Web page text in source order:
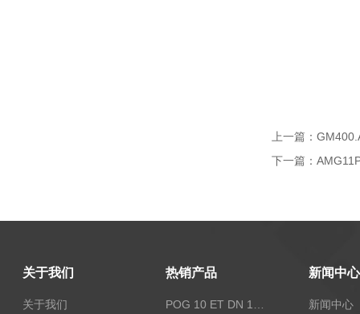
上一篇：
下一篇：
关于我们
关于我们
热销产品 新闻中心
新闻中心